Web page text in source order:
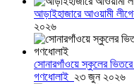
আড়াইহাজারে আওয়ামী
২০২৬
সোনারগাঁওয়ে স্কুলের
গণধোলাই ২৩ জুন ২০২৬